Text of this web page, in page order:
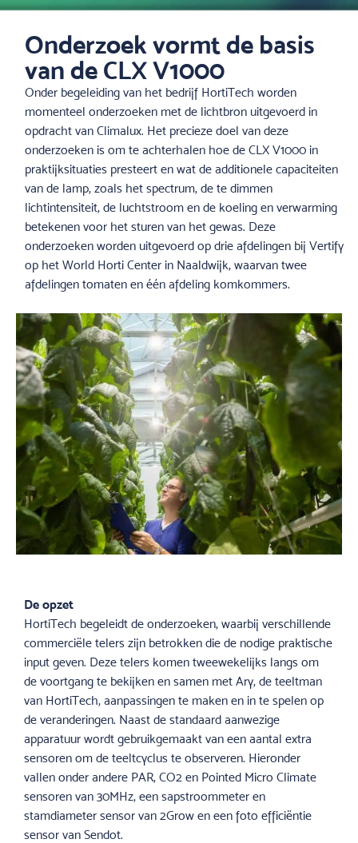
Onderzoek vormt de basis
van de CLX V1000
Onder begeleiding van het bedrijf HortiTech worden
momenteel onderzoeken met de lichtbron uitgevoerd in
opdracht van Climalux. Het precieze doel van deze
onderzoeken is om te achterhalen hoe de CLX V1000 in
praktijksituaties presteert en wat de additionele capaciteiten
van de lamp, zoals het spectrum, de te dimmen
lichtintensiteit, de luchtstroom en de koeling en verwarming
betekenen voor het sturen van het gewas. Deze
onderzoeken worden uitgevoerd op drie afdelingen bij Vertify
op het World Horti Center in Naaldwijk, waarvan twee
afdelingen tomaten en één afdeling komkommers.
De opzet
HortiTech begeleidt de onderzoeken, waarbij verschillende
commerciële telers zijn betrokken die de nodige praktische
input geven. Deze telers komen tweewekelijks langs om
de voortgang te bekijken en samen met Ary, de teeltman
van HortiTech, aanpassingen te maken en in te spelen op
de veranderingen. Naast de standaard aanwezige
apparatuur wordt gebruikgemaakt van een aantal extra
sensoren om de teeltcyclus te observeren. Hieronder
vallen onder andere PAR, CO2 en Pointed Micro Climate
sensoren van 30MHz, een sapstroommeter en
stamdiameter sensor van 2Grow en een foto efficiëntie
sensor van Sendot.